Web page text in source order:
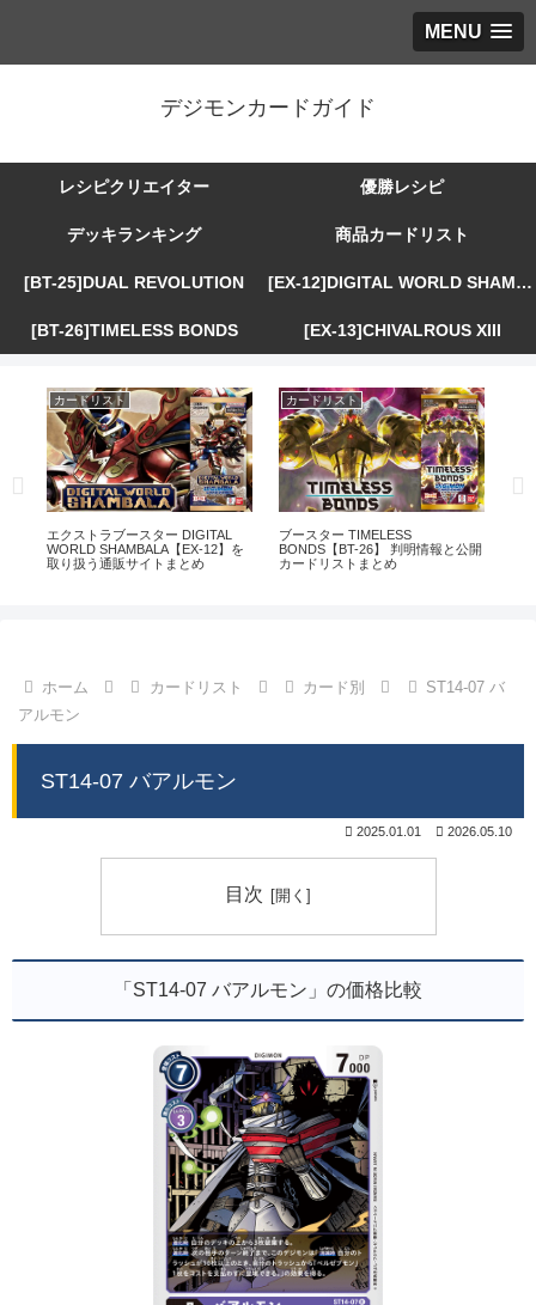
MENU
デジモンカードガイド
レシピクリエイター 優勝レシピ
デッキランキング 商品カードリスト
[BT-25]DUAL REVOLUTION [EX-12]DIGITAL WORLD SHAMBALA
[BT-26]TIMELESS BONDS [EX-13]CHIVALROUS XIII
カードリスト
エクストラブースター DIGITAL
WORLD SHAMBALA【EX-12】を
取り扱う通販サイトまとめ
カードリスト
ブースター TIMELESS
BONDS【BT-26】 判明情報と公開
カードリストまとめ
ホーム カードリスト カード別
ST14-07 バ
アルモン
ST14-07 バアルモン
2025.01.01 2026.05.10
目次
「ST14-07 バアルモン」の価格比較